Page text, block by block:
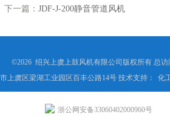
下一篇： JDF-J-200静音管道风机
©2026 绍兴上虞上鼓风机有限公司版权所有 总访
上虞区梁湖工业园区百丰公路14号 技术支持：
化
浙公网安备33060402000960号